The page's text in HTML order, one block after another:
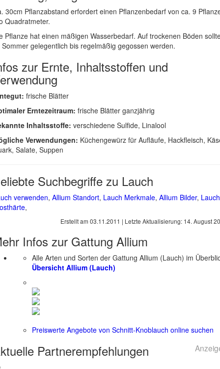
30cm Pflanzabstand erfordert einen Pflanzenbedarf von ca. 9
Quadratmeter.
Pflanze hat einen mäßigen Wasserbedarf. Auf trockenen Böden
Sommer gelegentlich bis regelmäßig gegossen werden.
zur Ernte, Inhaltsstoffen und
frische Blätter
Erntezeitraum: frische Blätter ganzjährig
Inhaltsstoffe: verschiedene Sulfide, Linalool
Verwendungen: Küchengewürz für Aufläufe, Hackfleisch,
Salate, Suppen
Suchbegriffe zu Lauch
verwenden, Allium Standort, Lauch Merkmale, Allium Bilder, Lauch
,
Erstellt am 03.11.2011 | Letzte Aktualisierung: 14. August
Infos zur Gattung Allium
Alle Arten und Sorten der Gattung Allium (Lauch) im
Übersicht Allium (Lauch)
Preiswerte Angebote von Schnitt-Knoblauch online suchen
Partnerempfehlungen